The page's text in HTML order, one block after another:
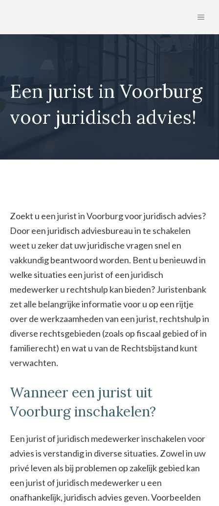
de
Een jurist in Voorburg
voor juridisch advies!
Zoekt u een jurist in Voorburg voor juridisch advies?
Door een juridisch adviesbureau in te schakelen
weet u zeker dat uw juridische vragen snel en
vakkundig beantwoord worden. Bent u benieuwd in
welke situaties een jurist of een juridisch
medewerker u rechtshulp kan bieden? Juristenbank
zet alle belangrijke informatie voor u op een rijtje
over de werkzaamheden van een jurist, rechtshulp in
diverse rechtsgebieden (zoals op fiscaal gebied of in
familierecht) en wat u van de Rechtsbijstand kunt
verwachten.
Wanneer een jurist uit
Voorburg inschakelen?
Een jurist of juridisch medewerker inschakelen voor
advies is verstandig in diverse situaties. Zowel in uw
privé leven als bij problemen op zakelijk gebied kan
een jurist of juridisch medewerker u een
onafhankelijk, juridisch advies geven. Voorbeelden